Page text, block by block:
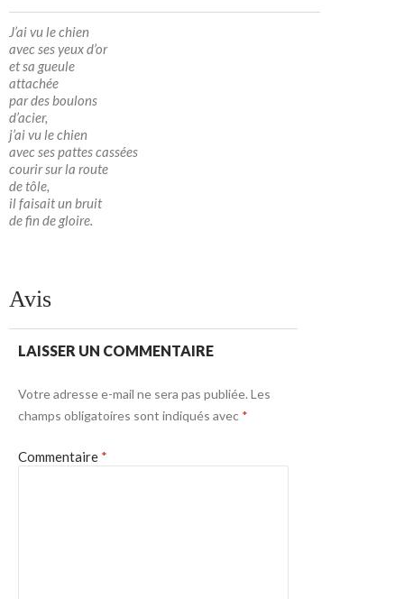
J’ai vu le chien
avec ses yeux d’or
et sa gueule
attachée
par des boulons
d’acier,
j’ai vu le chien
avec ses pattes cassées
courir sur la route
de tôle,
il faisait un bruit
de fin de gloire.
Avis
LAISSER UN COMMENTAIRE
Votre adresse e-mail ne sera pas publiée. Les
champs obligatoires sont indiqués avec *
Commentaire *